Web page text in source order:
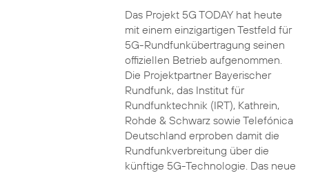
Das Projekt 5G TODAY hat heute
mit einem einzigartigen Testfeld für
5G-Rundfunkübertragung seinen
offiziellen Betrieb aufgenommen.
Die Projektpartner Bayerischer
Rundfunk, das Institut für
Rundfunktechnik (IRT), Kathrein,
Rohde & Schwarz sowie Telefónica
Deutschland erproben damit die
Rundfunkverbreitung über die
künftige 5G-Technologie. Das neue